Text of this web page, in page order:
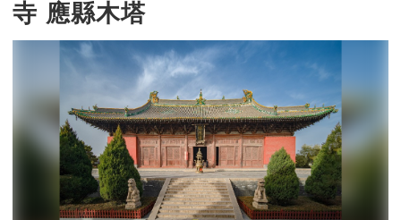
寺 應縣木塔